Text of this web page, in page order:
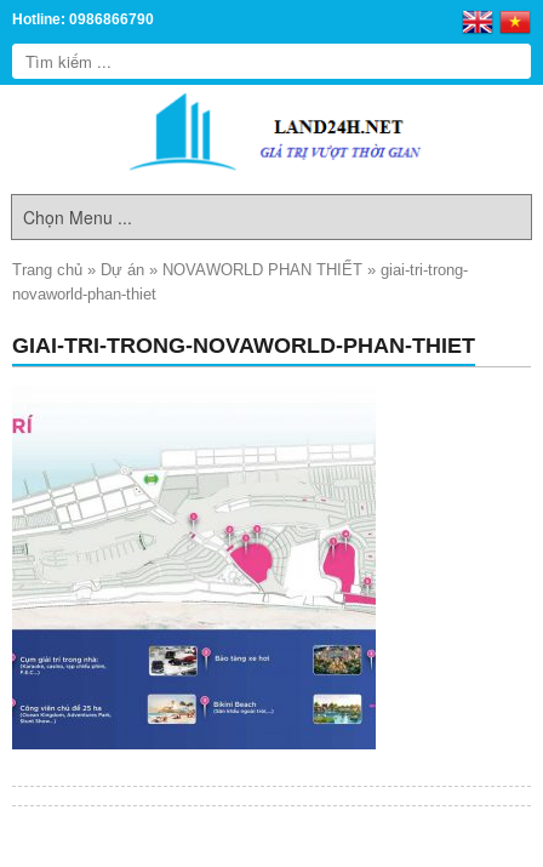
Hotline: 0986866790
Trang chủ » Dự án » NOVAWORLD PHAN THIẾT » giai-tri-trong-
novaworld-phan-thiet
GIAI-TRI-TRONG-NOVAWORLD-PHAN-THIET